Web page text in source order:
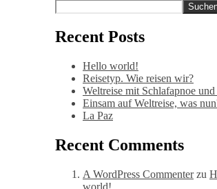
Recent Posts
Hello world!
Reisetyp. Wie reisen wir?
Weltreise mit Schlafapnoe
Einsam auf Weltreise, was
La Paz
Recent Comments
A WordPress Commenterzu
world!